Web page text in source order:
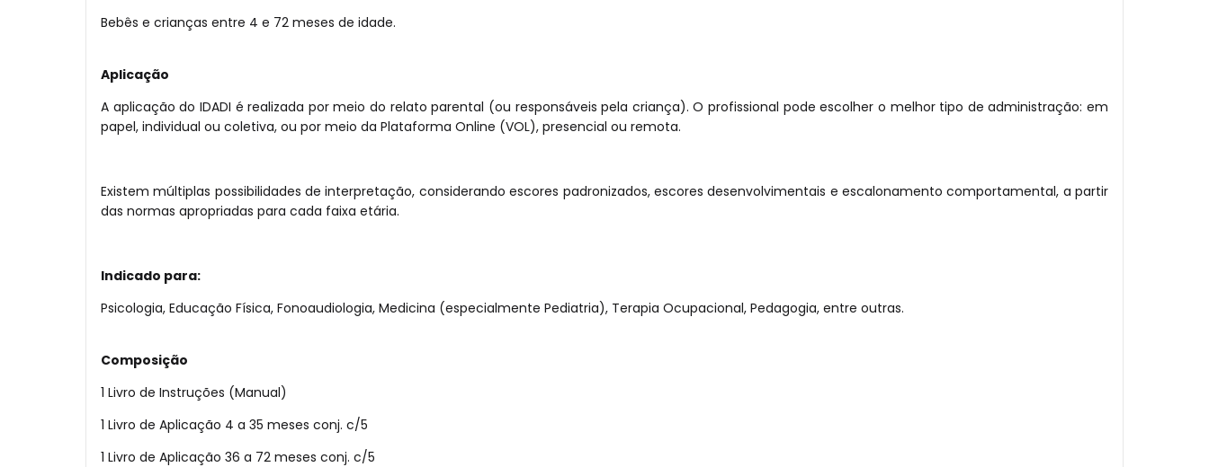
Bebês e crianças entre 4 e 72 meses de idade.
Aplicação
A aplicação do IDADI é realizada por meio do relato parental (ou responsáveis pela criança). O profissional pode escolher o melhor tipo de administração: em
papel, individual ou coletiva, ou por meio da Plataforma Online (VOL), presencial ou remota.
Existem múltiplas possibilidades de interpretação, considerando escores padronizados, escores desenvolvimentais e escalonamento comportamental, a partir
das normas apropriadas para cada faixa etária.
Indicado para:
Psicologia, Educação Física, Fonoaudiologia, Medicina (especialmente Pediatria), Terapia Ocupacional, Pedagogia, entre outras.
Composição
1 Livro de Instruções (Manual)
1 Livro de Aplicação 4 a 35 meses conj. c/5
1 Livro de Aplicação 36 a 72 meses conj. c/5